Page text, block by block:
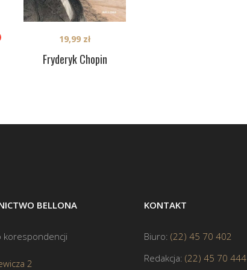
Fryderyk Chopin
19,99 zł
BELLONA
korespondencji
2
KONTAKT
Biuro: (22) 45 70 402
Redakcja: (22) 45 70 444